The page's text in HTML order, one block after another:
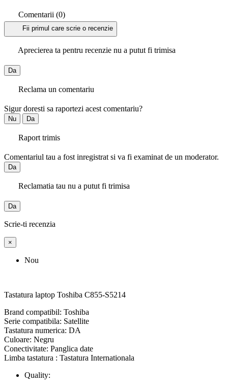
Comentarii (0)
Fii primul care scrie o recenzie
Aprecierea ta pentru recenzie nu a putut fi trimisa
Da
Reclama un comentariu
Sigur doresti sa raportezi acest comentariu?
Nu Da
Raport trimis
Comentariul tau a fost inregistrat si va fi examinat de un moderator.
Da
Reclamatia tau nu a putut fi trimisa
Da
Scrie-ti recenzia
×
Nou
Tastatura laptop Toshiba C855-S5214
Brand compatibil: Toshiba
Serie compatibila: Satellite
Tastatura numerica: DA
Culoare: Negru
Conectivitate: Panglica date
Limba tastatura : Tastatura Internationala
Quality: